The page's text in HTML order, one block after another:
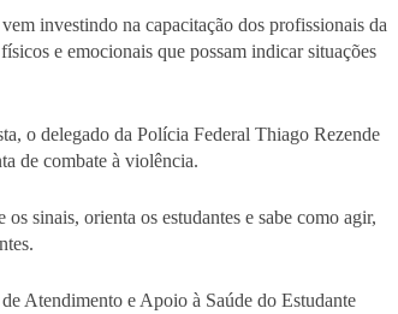
investindo na capacitação dos profissionais da
e emocionais que possam indicar situações
o delegado da Polícia Federal Thiago Rezende
de combate à violência.
sinais, orienta os estudantes e sabe como agir,
Atendimento e Apoio à Saúde do Estudante